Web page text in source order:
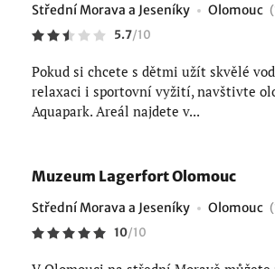
Střední Morava a Jeseníky Olomouc
5.7/10
Pokud si chcete s dětmi užít skvělé
relaxaci i sportovní vyžití, navštivte
Aquapark. Areál najdete v...
Muzeum Lagerfort Olomouc
Střední Morava a Jeseníky Olomouc
10/10